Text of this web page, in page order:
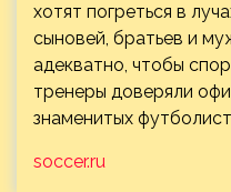
хотят погреться в
сыновей, братьев и
адекватно, чтобы
тренеры доверяли
знаменитых
soccer.ru